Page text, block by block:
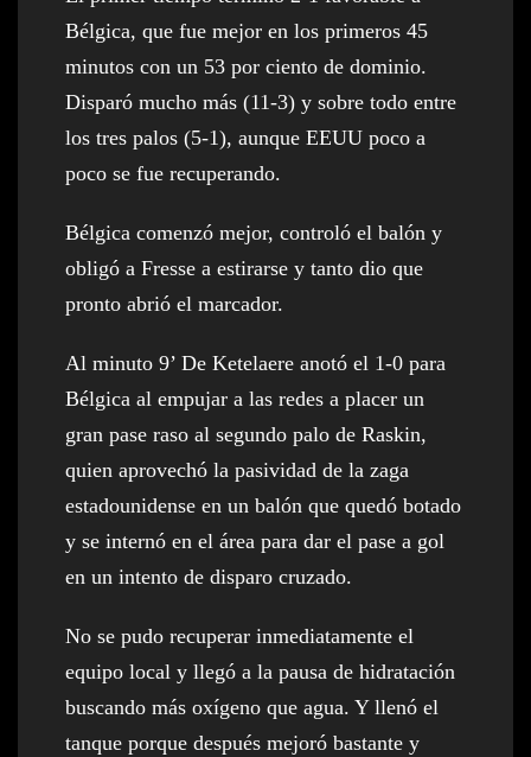
Bélgica, que fue mejor en los primeros 45
minutos con un 53 por ciento de dominio.
Disparó mucho más (11-3) y sobre todo entre
los tres palos (5-1), aunque EEUU poco a
poco se fue recuperando.
Bélgica comenzó mejor, controló el balón y
obligó a Fresse a estirarse y tanto dio que
pronto abrió el marcador.
Al minuto 9’ De Ketelaere anotó el 1-0 para
Bélgica al empujar a las redes a placer un
gran pase raso al segundo palo de Raskin,
quien aprovechó la pasividad de la zaga
estadounidense en un balón que quedó botado
y se internó en el área para dar el pase a gol
en un intento de disparo cruzado.
No se pudo recuperar inmediatamente el
equipo local y llegó a la pausa de hidratación
buscando más oxígeno que agua. Y llenó el
tanque porque después mejoró bastante y